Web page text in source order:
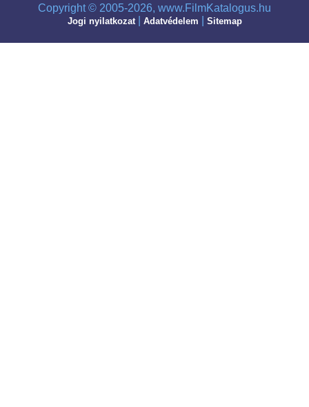
Copyright © 2005-2026, www.FilmKatalogus.hu
Jogi nyilatkozat| Adatvédelem Sitemap